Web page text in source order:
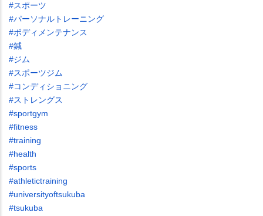
#スポーツ
#パーソナルトレーニング
#ボディメンテナンス
#鍼
#ジム
#スポーツジム
#コンディショニング
#ストレングス
#sportgym
#fitness
#training
#health
#sports
#athletictraining
#universityoftsukuba
#tsukuba